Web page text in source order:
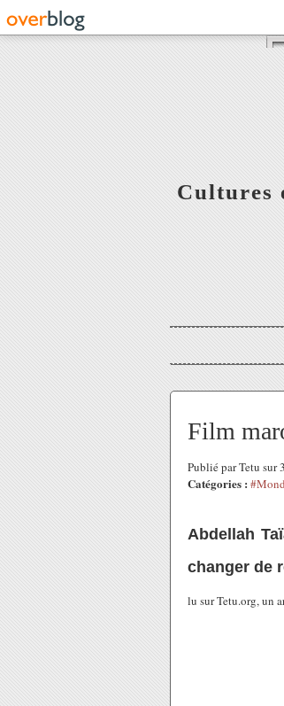
Cultures
Film
Publié par Tetu sur
Catégories :
Abdellah
changer de
lu sur Tetu.org, un